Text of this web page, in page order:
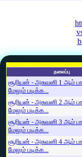
தலைப்பு
சூரியன் - அசுவனி 1 ஆம்
மேலும் படிக்க...
சூரியன் - அசுவனி 2 ஆம்
மேலும் படிக்க...
சூரியன் - அசுவனி 3 ஆம்
மேலும் படிக்க...
சூரியன் - அசுவனி 4 ஆம்
மேலும் படிக்க...